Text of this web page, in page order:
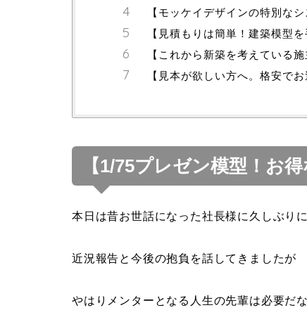
【モッケイデザインの特別なシ
【見積もりは簡単！建築模型
【これから新築を考えている
【見本が欲しい方へ。格安でお
【1/75プレゼン模型！お
本日は昔お世話になった社長様に久しぶり
近況報告と今後の抱負を話してきましたが
やはりメンターとなる人生の先輩は必要だ